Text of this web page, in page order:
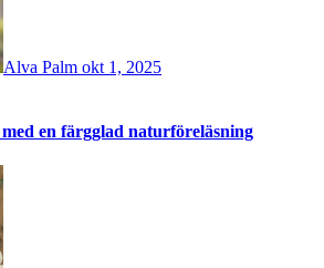
Alva Palm okt 1, 2025
en färgglad naturföreläsning